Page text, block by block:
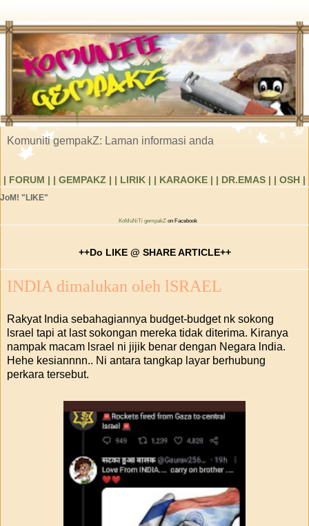
Komuniti gempakZ: Laman informasi anda
| FORUM | | GEMPAKZ | | LIRIK | | KARAOKE | | DR.EMAS | | OSH |
JoM! "LIKE"
KoMuNiTi gempakZ on Facebook
++Do LIKE @ SHARE ARTICLE++
INDIA dimalukan oleh lSRAEL
Rakyat India sebahagiannya budget-budget nk sokong
lsrael tapi at last sokongan mereka tidak diterima. Kiranya
nampak macam lsrael ni jijik benar dengan Negara lndia.
Hehe kesiannnn.. Ni antara tangkap layar berhubung
perkara tersebut.